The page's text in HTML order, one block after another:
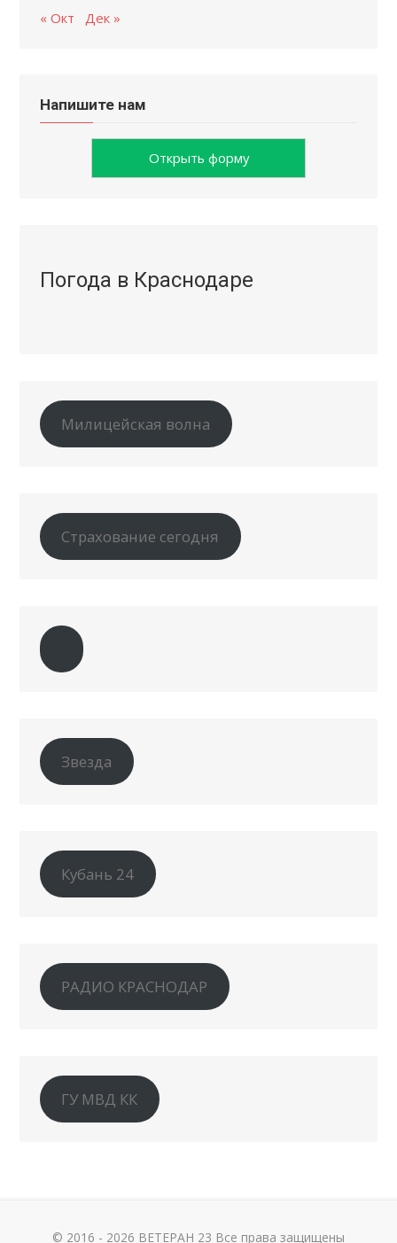
« Окт Дек »
Напишите нам
Открыть форму
Погода в Краснодаре
Милицейская волна
Страхование сегодня
Звезда
Кубань 24
РАДИО КРАСНОДАР
ГУ МВД КК
© 2016 - 2026 ВЕТЕРАН 23 Все права защищены